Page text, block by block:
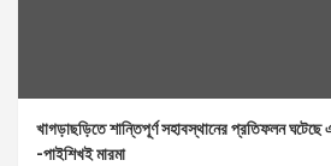
খাগড়াছড়িতে শান্তিপূর্ণ সহাবস্থানের প্রতিফলন ঘটেছে
-পাইশিখই মারমা